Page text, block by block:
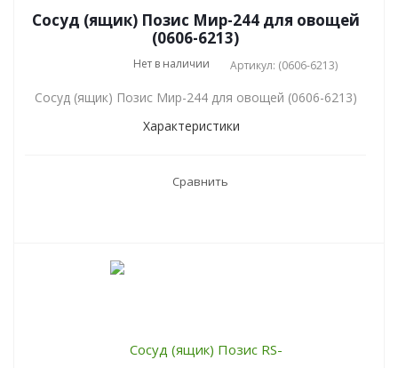
Сосуд (ящик) Позис Мир-244 для овощей
(0606-6213)
Нет в наличии Артикул: (0606-6213)
Сосуд (ящик) Позис Мир-244 для овощей (0606-6213)
Характеристики
Сравнить